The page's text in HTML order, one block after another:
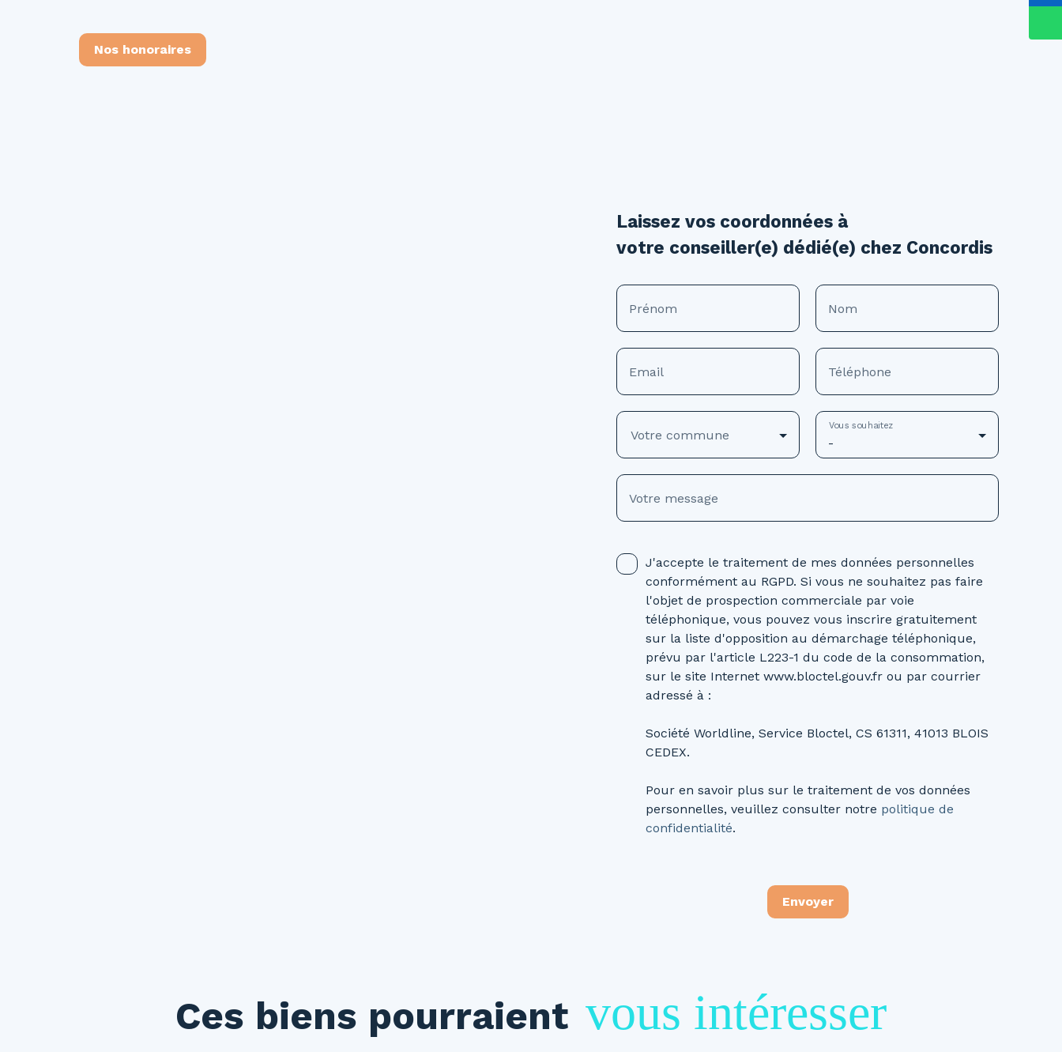
Nos honoraires
Laissez vos coordonnées à
votre conseiller(e) dédié(e) chez Concordis
Prénom Nom
Email Téléphone
Votre commune
-
Vous souhaitez
Votre message
J'accepte le traitement de mes données personnelles
conformément au RGPD. Si vous ne souhaitez pas faire
l'objet de prospection commerciale par voie
téléphonique, vous pouvez vous inscrire gratuitement
sur la liste d'opposition au démarchage téléphonique,
prévu par l'article L223-1 du code de la consommation,
sur le site Internet www.bloctel.gouv.fr ou par courrier
adressé à :
Société Worldline, Service Bloctel, CS 61311, 41013 BLOIS
CEDEX.
Pour en savoir plus sur le traitement de vos données
personnelles, veuillez consulter notre politique de
confidentialité.
Envoyer
Ces biens pourraient vous intéresser